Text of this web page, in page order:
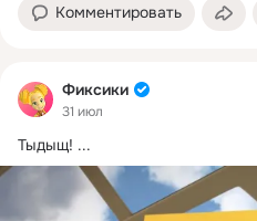
Комментировать
Фиксики
31 июл
Тыдыщ! ...